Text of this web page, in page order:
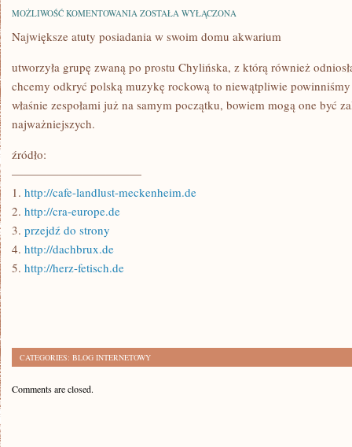
MOŻLIWOŚĆ KOMENTOWANIA ATUTY
W
AKWARIUM
ZOSTAŁA WYŁĄCZONA
Największe atuty posiadania w swoim domu akwarium
utworzyła grupę zwaną po prostu Chylińska, z którą również
chcemy odkryć polską muzykę rockową to niewątpliwie
właśnie zespołami już na samym początku, bowiem mogą one być
najważniejszych.
źródło:
———————————
1. http://cafe-landlust-meckenheim.de
2. http://cra-europe.de
3. przejdź do strony
4. http://dachbrux.de
5. http://herz-fetisch.de
CATEGORIES: BLOG INTERNETOWY
Comments are closed.